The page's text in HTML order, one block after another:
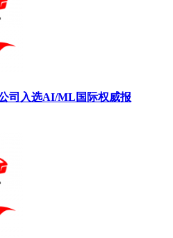
司入选AI/ML国际权威报